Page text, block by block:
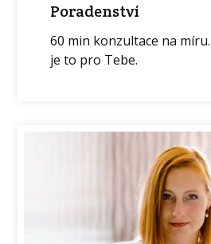
Poradenství
60 min konzultace na
je to pro Tebe.